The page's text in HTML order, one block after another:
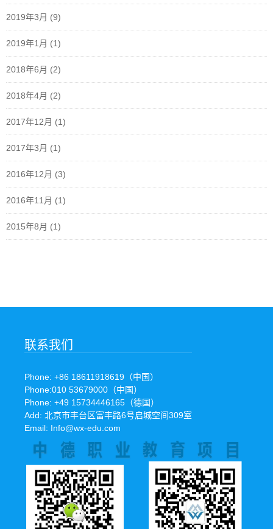
2019年3月 (9)
2019年1月 (1)
2018年6月 (2)
2018年4月 (2)
2017年12月 (1)
2017年3月 (1)
2016年12月 (3)
2016年11月 (1)
2015年8月 (1)
联系我们
Phone: +86 18611918619（中国）
Phone:010 53679000（中国）
Phone: +49 15734446165（德国）
Add: 北京市丰台区富丰路6号启城空间309室
Email: Info@wx-edu.com